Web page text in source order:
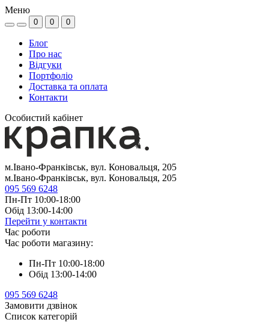
Меню
0 0 0
Блог
Про нас
Відгуки
Портфоліо
Доставка та оплата
Контакти
Особистий кабінет
м.Івано-Франківськ, вул. Коновальця, 205
м.Івано-Франківськ, вул. Коновальця, 205
095 569 6248
Пн-Пт 10:00-18:00
Обід 13:00-14:00
Перейти у контакти
Час роботи
Час роботи магазину:
Пн-Пт 10:00-18:00
Обід 13:00-14:00
095 569 6248
Замовити дзвінок
Список категорій